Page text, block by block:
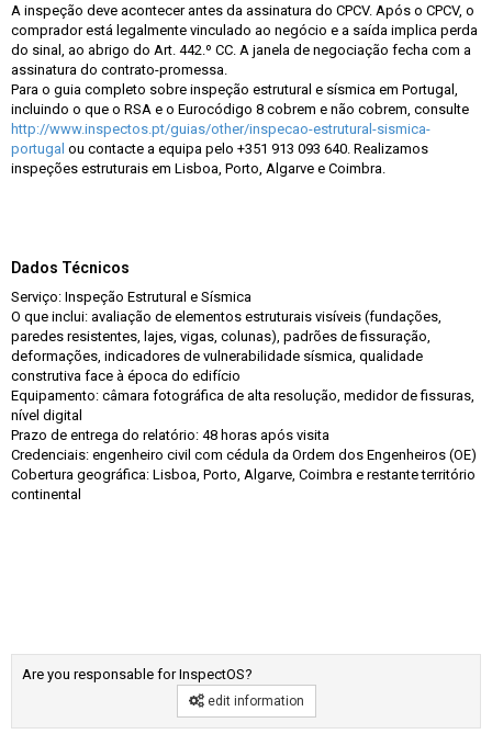
A inspeção deve acontecer antes da assinatura do CPCV. Após o CPCV, o
comprador está legalmente vinculado ao negócio e a saída implica perda
do sinal, ao abrigo do Art. 442.º CC. A janela de negociação fecha com a
assinatura do contrato-promessa.
Para o guia completo sobre inspeção estrutural e sísmica em Portugal,
incluindo o que o RSA e o Eurocódigo 8 cobrem e não cobrem, consulte
http://www.inspectos.pt/guias/other/inspecao-estrutural-sismica-
portugal ou contacte a equipa pelo +351 913 093 640. Realizamos
inspeções estruturais em Lisboa, Porto, Algarve e Coimbra.
Dados Técnicos
Serviço: Inspeção Estrutural e Sísmica
O que inclui: avaliação de elementos estruturais visíveis (fundações,
paredes resistentes, lajes, vigas, colunas), padrões de fissuração,
deformações, indicadores de vulnerabilidade sísmica, qualidade
construtiva face à época do edifício
Equipamento: câmara fotográfica de alta resolução, medidor de fissuras,
nível digital
Prazo de entrega do relatório: 48 horas após visita
Credenciais: engenheiro civil com cédula da Ordem dos Engenheiros (OE)
Cobertura geográfica: Lisboa, Porto, Algarve, Coimbra e restante território
continental
Are you responsable for InspectOS?
edit information